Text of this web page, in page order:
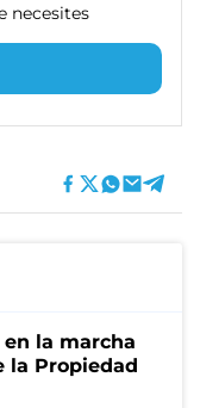
necesites
la marcha
la Propiedad